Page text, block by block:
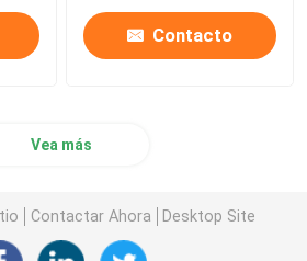
Contacto
Vea más
Contactar Ahora Desktop Site